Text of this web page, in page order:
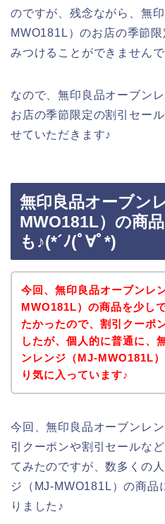
のですが、残念ながら、無
MWO181L）のお店の季節
みつけることができませんで
なので、無印良品オーブン
お店の季節限定の割引セー
せていただきます♪
無印良品オーブン
MWO181L）の商
も♪(*´ﾉ(ﾟ∀ﾟ*)
今回、無印良品オーブンレ
MWO181L）の商品を少し
たかったので、割引クーポ
したが、個人的に普通に、
ンレンジ（MJ‐MWO181L
り気に入っています♪
今回、無印良品オーブンレ
引クーポンや割引セールな
てみたのですが、数多くの
ジ（MJ‐MWO181L）の商
りました♪